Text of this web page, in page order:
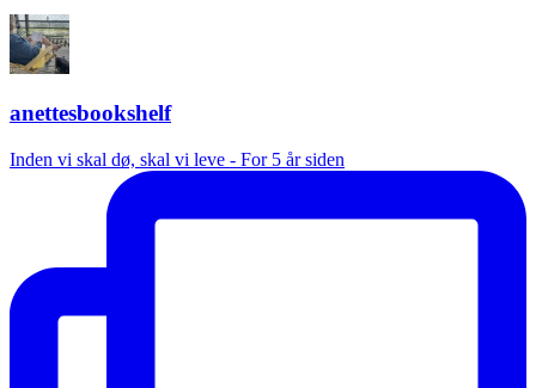
anettesbookshelf
Inden vi skal dø, skal vi leve - For 5 år siden